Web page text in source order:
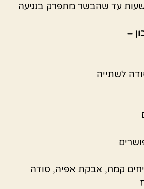
במשך 3 שעות עד שהבשר מתפרק בנגיעה
–
קמח, אבקת אפיה, סודה